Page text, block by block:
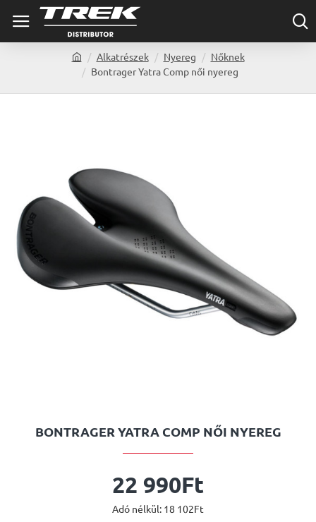
m
Alkatrészek Nyereg
Nőknek
Bontrager Yatra Comp női nyereg
BONTRAGER YATRA COMP NŐI NYEREG
22 990Ft
Adó nélkül: 18 102Ft